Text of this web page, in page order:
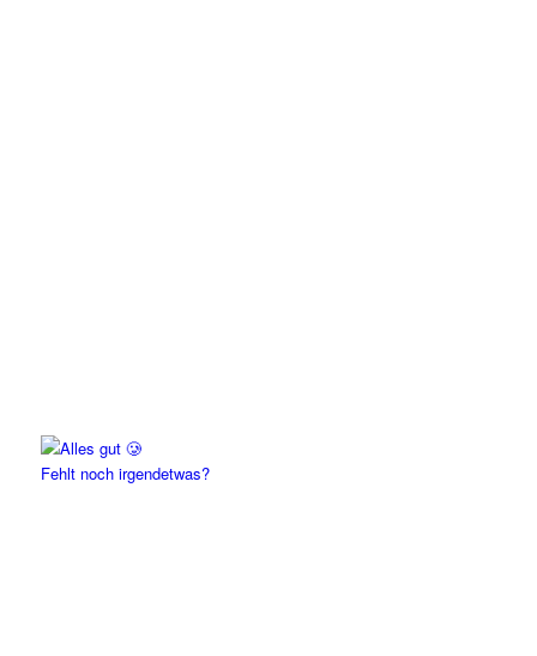
Fehlt noch irgendetwas?